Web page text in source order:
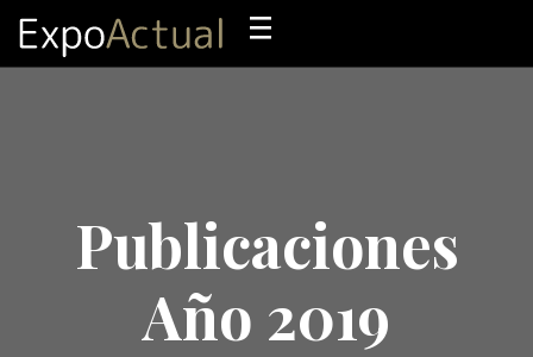
Publicaciones
Año 2019